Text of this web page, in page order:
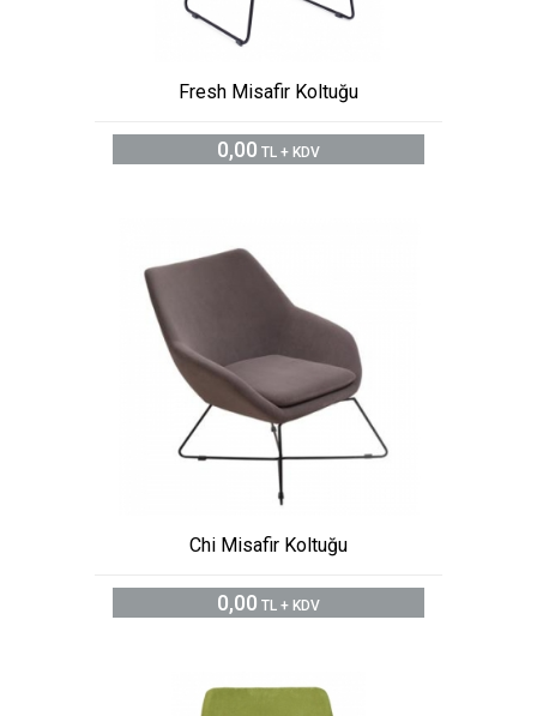
Fresh Misafir Koltuğu
0,00 TL + KDV
Chi Misafir Koltuğu
0,00 TL + KDV